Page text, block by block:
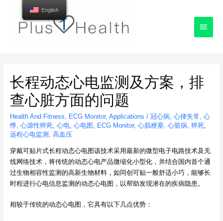
Main
长程动态心电监测及方案，排
查心脏方面的问题
Health And Fitness, ECG Monitor, Applications / 冠心病, 心律失常, 心
悸, 心源性猝死, 心电, 心电图 , ECG Monitor, 心肌梗塞, 心脏病, 猝死,
远程心电监测 , 高血压
穿戴可贴片式长程动态心电图该技术采用最新的微型电子电路技术及无
线网络技术，将传统的动态心电产品微缩化小型化，并结合国内首个通
过生物相容性监测的高新生物材料，如同创可贴一般舒适小巧，能够长
时程进行心电信息监测的动态心电图，以帮助发现潜在的疾病隐患。
相较于传统的动态心电图，它具有以下几点优势：
English